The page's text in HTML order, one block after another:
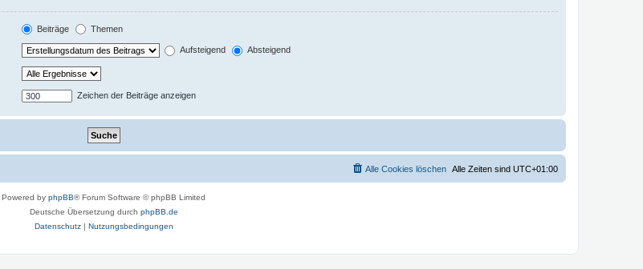
Beiträge Themen
Aufsteigend Absteigend
Zeichen der Beiträge anzeigen
Alle Zeiten sind UTC+01:00
Alle Cookies löschen
Powered by phpBB® Forum Software © phpBB Limited
Deutsche Übersetzung durch phpBB.de
Datenschutz| Nutzungsbedingungen